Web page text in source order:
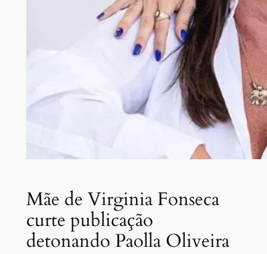
Mãe de Virginia Fonseca
curte publicação
detonando Paolla Oliveira